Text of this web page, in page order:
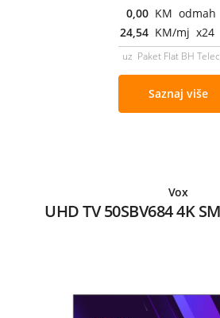
0,00 KM odmah
24,54 KM/mj x24
uz Paket Flat BH
Saznaj više
Vox
UHD TV 50SBV684 4K